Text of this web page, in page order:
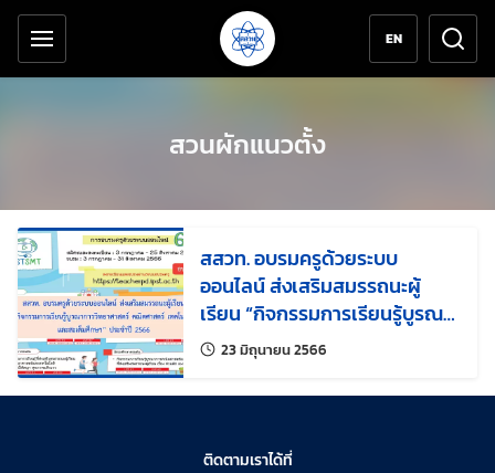
ข้ามไปยังเนื้อหาหลัก
เครื่องมือช่วยเหลือ
EN
สวนผักแนวตั้ง
สสวท. อบรมครูด้วยระบบ
ออนไลน์ ส่งเสริมสมรรถนะผู้
เรียน “กิจกรรมการเรียนรู้บูรณา
การวิทยาศาสตร์ คณิตศาสตร์
เทคโนโลยี และสะเต็มศึกษา”
ประจำปี 2566
23 มิถุนายน 2566แก้ไขล่าสุดเมื่อ:
ติดตามเราได้ที่